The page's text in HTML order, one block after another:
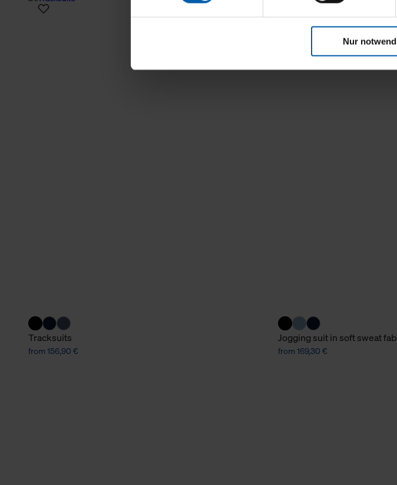
Klicken Sie auf "Alle erlauben", damit wir alle Cookies und
verwenden dürfen. Über die jeweiligen Schaltflächen
Nur
Tracksuits
from 156,90 €
Jogging suit in soft sweat
from 169,30 €